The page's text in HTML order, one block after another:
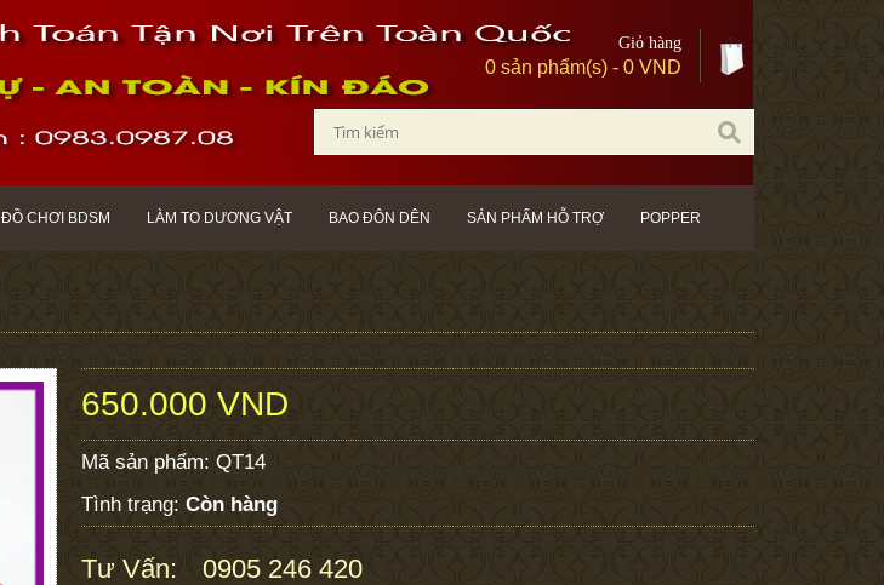
Giỏ hàng
0 sản phẩm(s) - 0 VND
ĐỒ CHƠI BDSM LÀM TO DƯƠNG VẬT BAO ĐÔN DÊN SẢN PHẨM HỖ TRỢ POPPER
650.000 VND
Mã sản phẩm: QT14
Tình trạng: Còn hàng
Tư Vấn: 0905 246 420